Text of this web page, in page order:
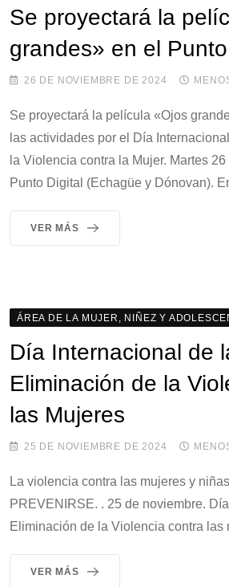
Se proyectará la
grandes» en el
26 DE NOVIEMBRE DE 2024
Se proyectará la película «Ojos
las actividades por el Día
la Violencia contra la Mujer. Martes 26
Punto Digital (Echagüe y Dónovan).
VER MÁS
ÁREA DE LA MUJER, NIÑEZ Y
Día Internacional de
Eliminación de la
las Mujeres
25 DE NOVIEMBRE DE 2024
La violencia contra las mujeres y
PREVENIRSE. . 25 de noviembre.
Eliminación de la Violencia contra las
VER MÁS